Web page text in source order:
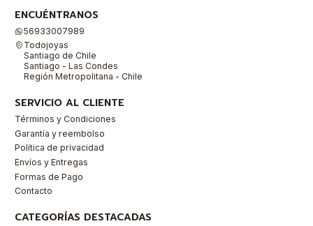
ENCUÉNTRANOS
56933007989
Todojoyas
Santiago de Chile
Santiago - Las Condes
Región Metropolitana - Chile
SERVICIO AL CLIENTE
Términos y Condiciones
Garantía y reembolso
Política de privacidad
Envíos y Entregas
Formas de Pago
Contacto
CATEGORÍAS DESTACADAS